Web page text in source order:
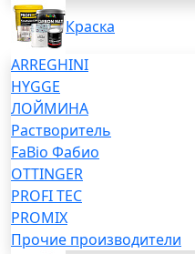
Краска
ARREGHINI
HYGGE
ЛОЙМИНА
Растворитель
FaBio Фабио
OTTINGER
PROFI TEC
PROMIX
Прочие производители